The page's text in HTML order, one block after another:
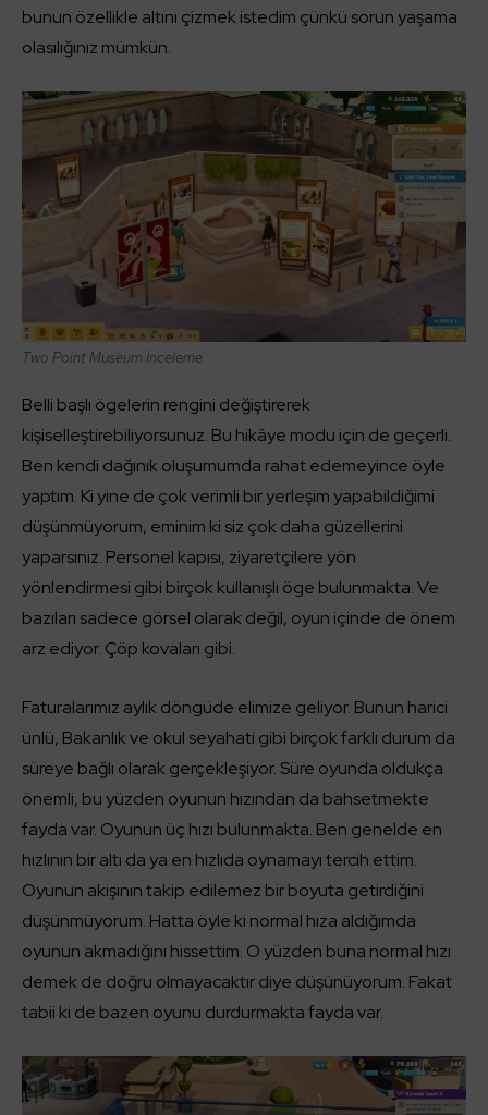
bunun özellikle altını çizmek istedim çünkü sorun yaşama
olasılığınız mümkün.
Two Point Museum İnceleme
Belli başlı ögelerin rengini değiştirerek
kişiselleştirebiliyorsunuz. Bu hikâye modu için de geçerli.
Ben kendi dağınık oluşumumda rahat edemeyince öyle
yaptım. Ki yine de çok verimli bir yerleşim yapabildiğimi
düşünmüyorum, eminim ki siz çok daha güzellerini
yaparsınız. Personel kapısı, ziyaretçilere yön
yönlendirmesi gibi birçok kullanışlı öge bulunmakta. Ve
bazıları sadece görsel olarak değil, oyun içinde de önem
arz ediyor. Çöp kovaları gibi.
Faturalarımız aylık döngüde elimize geliyor. Bunun harici
ünlü, Bakanlık ve okul seyahati gibi birçok farklı durum da
süreye bağlı olarak gerçekleşiyor. Süre oyunda oldukça
önemli, bu yüzden oyunun hızından da bahsetmekte
fayda var. Oyunun üç hızı bulunmakta. Ben genelde en
hızlının bir altı da ya en hızlıda oynamayı tercih ettim.
Oyunun akışının takip edilemez bir boyuta getirdiğini
düşünmüyorum. Hatta öyle ki normal hıza aldığımda
oyunun akmadığını hissettim. O yüzden buna normal hızı
demek de doğru olmayacaktır diye düşünüyorum. Fakat
tabii ki de bazen oyunu durdurmakta fayda var.